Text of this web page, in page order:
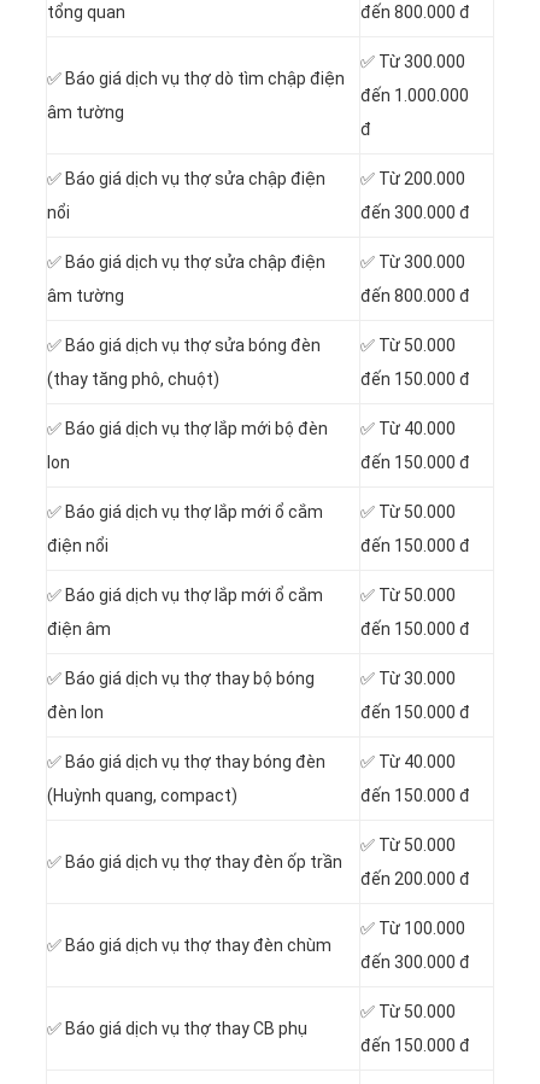
tổng quan
đến 800.000 đ
✅ Báo giá dịch vụ thợ dò tìm chập điện
âm tường
✅ Từ 300.000
đến 1.000.000
đ
✅ Báo giá dịch vụ thợ sửa chập điện
nổi
✅ Từ 200.000
đến 300.000 đ
✅ Báo giá dịch vụ thợ sửa chập điện
âm tường
✅ Từ 300.000
đến 800.000 đ
✅ Báo giá dịch vụ thợ sửa bóng đèn
(thay tăng phô, chuột)
✅ Từ 50.000
đến 150.000 đ
✅ Báo giá dịch vụ thợ lắp mới bộ đèn
lon
✅ Từ 40.000
đến 150.000 đ
✅ Báo giá dịch vụ thợ lắp mới ổ cắm
điện nổi
✅ Từ 50.000
đến 150.000 đ
✅ Báo giá dịch vụ thợ lắp mới ổ cắm
điện âm
✅ Từ 50.000
đến 150.000 đ
✅ Báo giá dịch vụ thợ thay bộ bóng
đèn lon
✅ Từ 30.000
đến 150.000 đ
✅ Báo giá dịch vụ thợ thay bóng đèn
(Huỳnh quang, compact)
✅ Từ 40.000
đến 150.000 đ
✅ Báo giá dịch vụ thợ thay đèn ốp trần
✅ Từ 50.000
đến 200.000 đ
✅ Báo giá dịch vụ thợ thay đèn chùm
✅ Từ 100.000
đến 300.000 đ
✅ Báo giá dịch vụ thợ thay CB phụ
✅ Từ 50.000
đến 150.000 đ